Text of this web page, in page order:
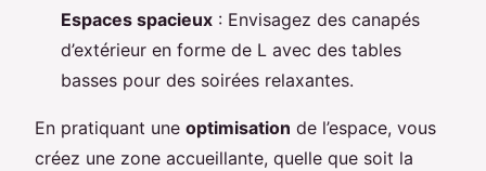
Espaces spacieux : Envisagez des canapés
d’extérieur en forme de L avec des tables
basses pour des soirées relaxantes.
En pratiquant une optimisation de l’espace, vous
créez une zone accueillante, quelle que soit la